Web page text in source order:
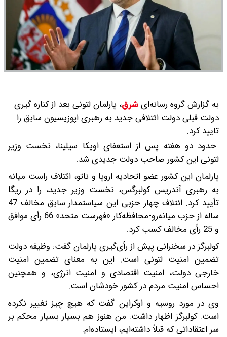
به گزارش گروه رسانه‌ایشرق، پارلمان لتونی بعد از کناره گیری
دولت قبلی دولت ائتلافی جدید به رهبری اپوزیسیون سابق را
تایید کرد.
حدود دو هفته پس از استعفای اویکا سیلینا، نخست وزیر
لتونی این کشور صاحب دولت جدیدی شد.
پارلمان این کشور عضو اتحادیه اروپا و ناتو، ائتلاف راست میانه
به رهبری آندریس کولبرگس، نخست وزیر جدید، را در ریگا
تأیید کرد. ائتلاف چهار حزبی این سیاستمدار سابق مخالف 47
ساله از حزب میانه‌رو-محافظه‌کار «فهرست متحد» 66 رأی موافق
و 25 رأی مخالف کسب کرد.
کولبرگز در سخنرانی پیش از رأی‌گیری پارلمان گفت: وظیفه دولت
تضمین امنیت لتونی است. این به معنای تضمین امنیت
خارجی دولت، امنیت اقتصادی و امنیت انرژی، و همچنین
احساس امنیت مردم در کشور خودشان است.
وی در مورد روسیه و اوکراین گفت که هیچ چیز تغییر نکرده
است. کولبرگز اظهار داشت: من هنوز هم بسیار بسیار محکم بر
سر اعتقاداتی که قبلاً داشته‌ایم، ایستاده‌ام.